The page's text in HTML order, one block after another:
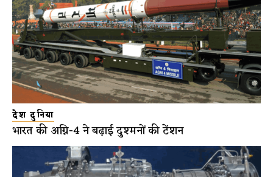
देश दुनिया
भारत की अग्नि-4 ने बढ़ाई दुश्मनों की टेंशन